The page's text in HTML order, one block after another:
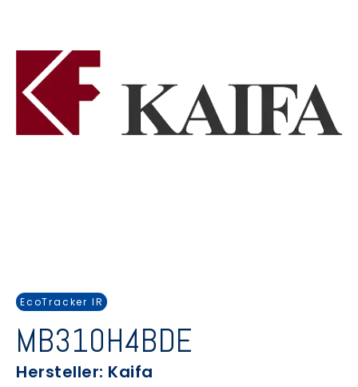
EcoTracker IR
MB310H4BDE
Hersteller: Kaifa